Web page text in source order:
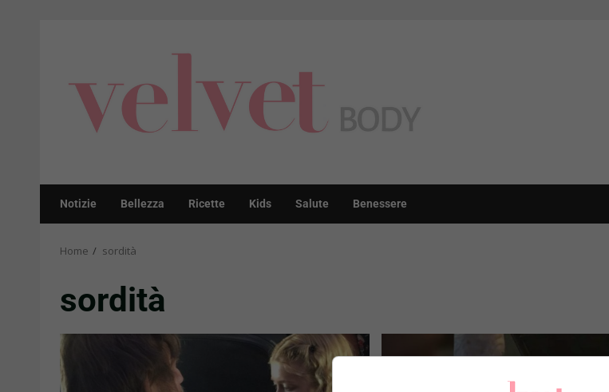
Notizie Bellezza Ricette Kids Salute Benessere
Home sordità
sordità